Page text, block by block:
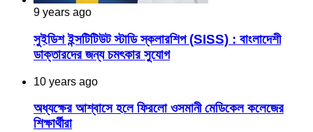
9 years ago
সুইডিশ ইন্সটিটিউট স্টাডি স্কলারশিপ (SISS) : বাংলাদেশী
ডাক্তারদের জন্য চমৎকার সুযোগ
10 years ago
অধ্যক্ষের আশ্বাসে হলে ফিরলো ওসমানী মেডিকেল কলেজের
শিক্ষার্থীরা